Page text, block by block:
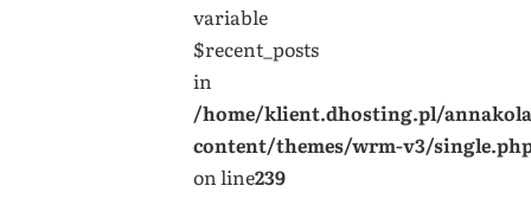
variable
$recent_posts
in
/home/klient.dhosting.pl/
content/themes/wrm-v3/
on line239